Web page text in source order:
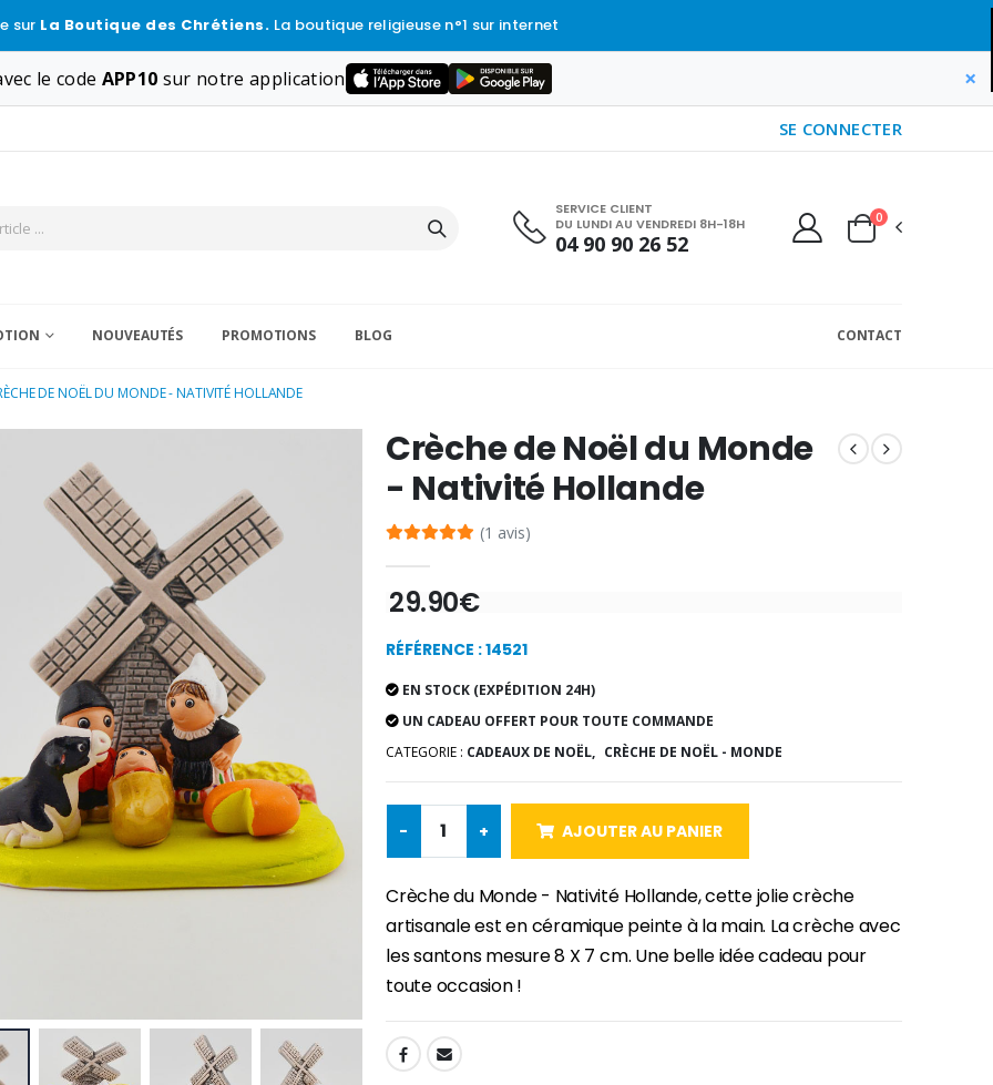
sur La Boutique des Chrétiens. La boutique religieuse n°1 sur internet
le code APP10 sur notre application ×
SE CONNECTER
SERVICE CLIENT
DU LUNDI AU VENDREDI 8H-18H
04 90 90 26 52
0
NOUVEAUTÉS PROMOTIONS BLOG CONTACT
DE NOËL DU MONDE - NATIVITÉ HOLLANDE
Crèche de Noël du Monde
- Nativité Hollande
(1 avis)
29.90€
RÉFÉRENCE : 14521
EN STOCK (EXPÉDITION 24H)
UN CADEAU OFFERT POUR TOUTE COMMANDE
CATEGORIE : CADEAUX DE NOËL, CRÈCHE DE NOËL - MONDE
- + AJOUTER AU PANIER
Crèche du Monde - Nativité Hollande, cette jolie crèche
artisanale est en céramique peinte à la main. La crèche avec
les santons mesure 8 X 7 cm. Une belle idée cadeau pour
toute occasion !
SHARE: